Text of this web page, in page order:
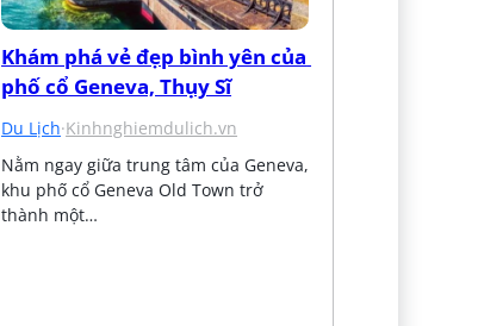
Khám phá vẻ đẹp bình yên của
phố cổ Geneva, Thụy Sĩ
Du Lịch·Kinhnghiemdulich.vn
Nằm ngay giữa trung tâm của Geneva,
khu phố cổ Geneva Old Town trở
thành một…